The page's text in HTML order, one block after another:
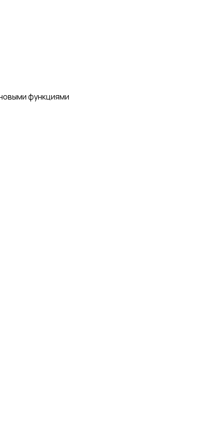
функциями